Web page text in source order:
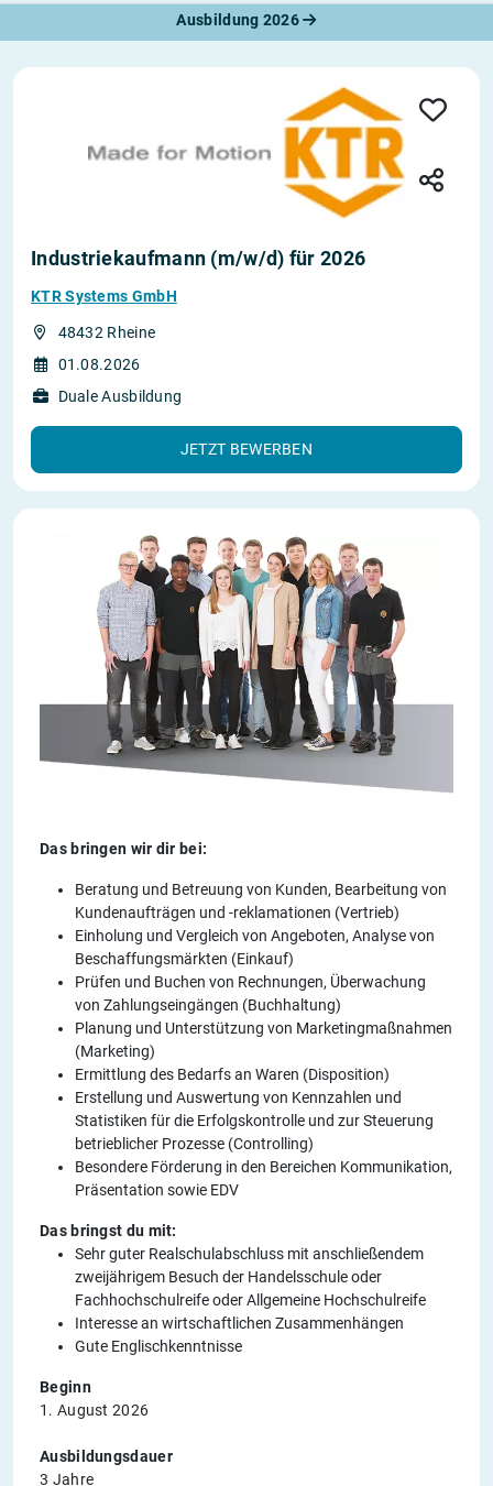
Ausbildung 2026
Industriekaufmann (m/w/d) für 2026
KTR Systems GmbH
48432 Rheine
01.08.2026
Duale Ausbildung
JETZT BEWERBEN
Das bringen wir dir bei:
Beratung und Betreuung von Kunden, Bearbeitung von
Kundenaufträgen und -reklamationen (Vertrieb)
Einholung und Vergleich von Angeboten, Analyse von
Beschaffungsmärkten (Einkauf)
Prüfen und Buchen von Rechnungen, Überwachung
von Zahlungseingängen (Buchhaltung)
Planung und Unterstützung von Marketingmaßnahmen
(Marketing)
Ermittlung des Bedarfs an Waren (Disposition)
Erstellung und Auswertung von Kennzahlen und
Statistiken für die Erfolgskontrolle und zur Steuerung
betrieblicher Prozesse (Controlling)
Besondere Förderung in den Bereichen Kommunikation,
Präsentation sowie EDV
Das bringst du mit:
Sehr guter Realschulabschluss mit anschließendem
zweijährigem Besuch der Handelsschule oder
Fachhochschulreife oder Allgemeine Hochschulreife
Interesse an wirtschaftlichen Zusammenhängen
Gute Englischkenntnisse
Beginn
1. August 2026
Ausbildungsdauer
3 Jahre